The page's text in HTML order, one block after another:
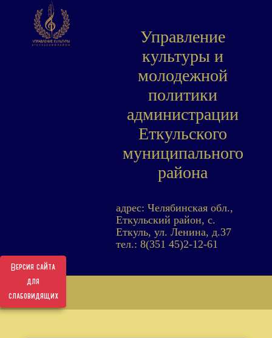
Версия сайта
для
слабовидящих
Управление
культуры и
молодежной
политики
администрации
Еткульского
муниципального
района
адрес: Челябинская обл.,
Еткульский район, с.
Еткуль, ул. Ленина, д.37
тел.: 8(351 45)2-12-61